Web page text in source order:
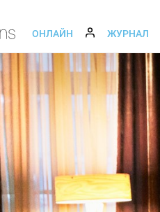
ОНЛАЙН ЖУРНАЛ